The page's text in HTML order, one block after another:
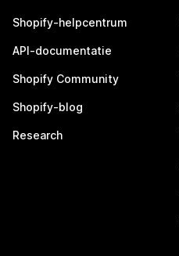
Shopify-helpcentrum
API-documentatie
Shopify Community
Shopify-blog
Research